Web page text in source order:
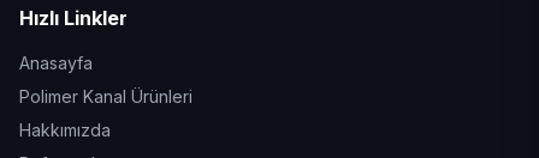
Hızlı Linkler
Anasayfa
Polimer Kanal Ürünleri
Hakkımızda